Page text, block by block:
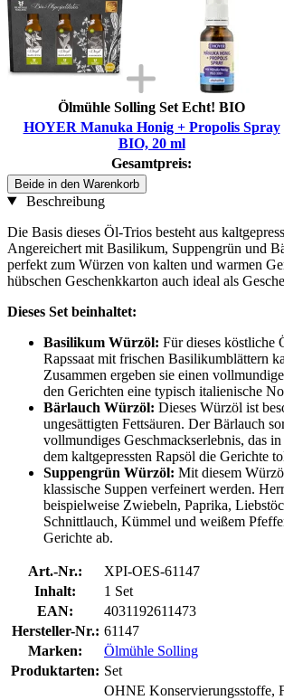
Ölmühle Solling Set Echt! BIO
HOYER Manuka Honig + Propolis Spray
BIO, 20 ml
Gesamtpreis:
Beide in den Warenkorb
Beschreibung
Die Basis dieses Öl-Trios besteht aus
Angereichert mit Basilikum, Suppengrün und
perfekt zum Würzen von kalten und warmen
hübschen Geschenkkarton auch ideal als
Dieses Set beinhaltet:
Basilikum Würzöl: Für dieses köstliche
Rapssaat mit frischen Basilikumblättern
Zusammen ergeben sie einen
den Gerichten eine typisch italienische
Bärlauch Würzöl: Dieses Würzöl ist
ungesättigten Fettsäuren. Der Bärlauch
vollmundiges Geschmackserlebnis, das
dem kaltgepressten Rapsöl die Gerichte
Suppengrün Würzöl: Mit diesem
klassische Suppen verfeinert werden.
beispielweise Zwiebeln, Paprika,
Schnittlauch, Kümmel und weißem
Gerichte ab.
Art.-Nr.:
XPI-OES-61147
Inhalt:
1 Set
EAN:
4031192611473
Hersteller-Nr.: 61147
Marken:
Ölmühle Solling
Produktarten: Set
OHNE Konservierungsstoffe,